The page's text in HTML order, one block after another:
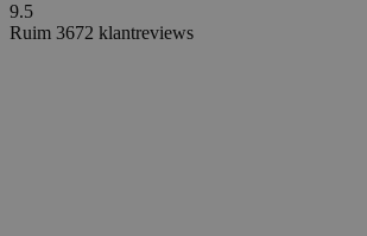
9.5
Ruim 3672 klantreviews